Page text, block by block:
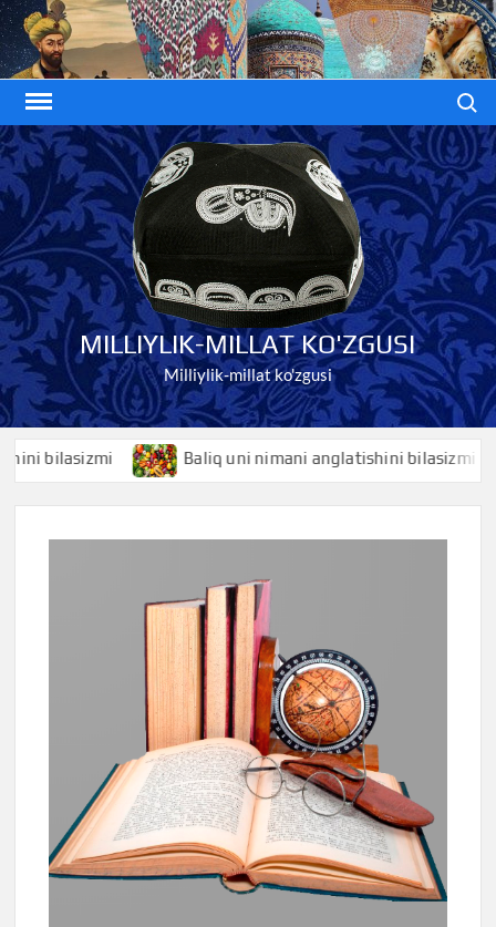
Skip
to
content
MILLIYLIK-MILLAT KO'ZGUSI
Milliylik-millat ko'zgusi
Baliq uni nimani anglatishini bilasizmi